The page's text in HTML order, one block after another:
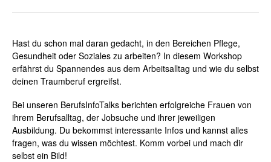
Hast du schon mal daran gedacht, in den Bereichen Pflege,
Gesundheit oder Soziales zu arbeiten? In diesem Workshop
erfährst du Spannendes aus dem Arbeitsalltag und wie du selbst
deinen Traumberuf ergreifst.
Bei unseren BerufsInfoTalks berichten erfolgreiche Frauen von
ihrem Berufsalltag, der Jobsuche und ihrer jeweiligen
Ausbildung. Du bekommst interessante Infos und kannst alles
fragen, was du wissen möchtest. Komm vorbei und mach dir
selbst ein Bild!